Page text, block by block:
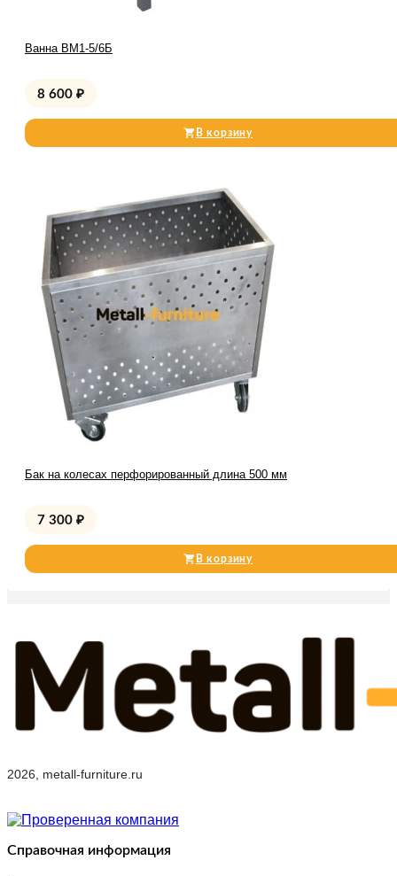
Ванна ВМ1-5/6Б
8 600 ₽
В корзину
Бак на колесах перфорированный длина 500 мм
7 300 ₽
В корзину
2026, metall-furniture.ru
Справочная информация